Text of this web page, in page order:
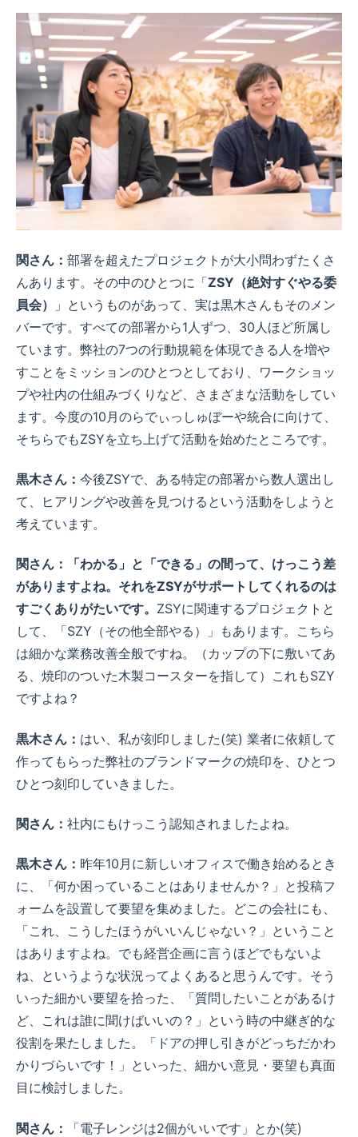
関さん： 部署を超えたプロジェクトが大小問わずたくさ
んあります。その中のひとつに「ZSY（絶対すぐやる委
員会）
」というものがあって、実は黒木さんもそのメン
バーです。すべての部署から1人ずつ、30人ほど所属し
ています。弊社の7つの行動規範を体現できる人を増や
すことをミッションのひとつとしており、ワークショッ
プや社内の仕組みづくりなど、さまざまな活動をしてい
ます。今度の10月のらでぃっしゅぼーや統合に向けて、
そちらでもZSYを立ち上げて活動を始めたところです。
黒木さん： 今後ZSYで、ある特定の部署から数人選出し
て、ヒアリングや改善を見つけるという活動をしようと
考えています。
関さん：「わかる」と「できる」の間って、けっこう差
がありますよね。それをZSYがサポートしてくれるのは
すごくありがたいです。 ZSYに関連するプロジェクトと
して、「SZY（その他全部やる）」もあります。こちら
は細かな業務改善全般ですね。（カップの下に敷いてあ
る、焼印のついた木製コースターを指して）これもSZY
ですよね？
黒木さん： はい、私が刻印しました(笑) 業者に依頼して
作ってもらった弊社のブランドマークの焼印を、ひとつ
ひとつ刻印していきました。
関さん： 社内にもけっこう認知されましたよね。
黒木さん： 昨年10月に新しいオフィスで働き始めるとき
に、「何か困っていることはありませんか？」と投稿フ
ォームを設置して要望を集めました。どこの会社にも、
「これ、こうしたほうがいいんじゃない？」ということ
はありますよね。でも経営企画に言うほどでもないよ
ね、というような状況ってよくあると思うんです。そう
いった細かい要望を拾った、「質問したいことがあるけ
ど、これは誰に聞けばいいの？」という時の中継ぎ的な
役割を果たしました。「ドアの押し引きがどっちだかわ
かりづらいです！」といった、細かい意見・要望も真面
目に検討しました。
関さん： 「電子レンジは2個がいいです」とか(笑)